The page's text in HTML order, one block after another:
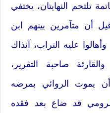
‬وتلتقيه وتتعلق به،‮ ‬وعند الخاتمة تلتحم النهايتان،‮ ‬يختفي
أن متآمرين بينهم ابن
جلال الدين،‮ ‬ألقوه في البئر،‮ ‬وأهالوا عليه التراب،‮ ‬آنذاك
أن يموت الروائي بمرضه
الرومي قد ضاع بعد فقده